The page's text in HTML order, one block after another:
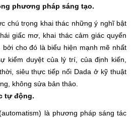
phương pháp sáng tạo.
chú trọng khai thác những ý nghĩ bật
giấc mơ, khai thác cảm giác quyến
cho đó là biểu hiện mạnh mẽ nhất
kiểm duyệt của lý trí, của định kiến,
siêu thực tiếp nối Dada ở kỹ thuật
không sửa bản thảo.
tự động.
là phương pháp sáng tác